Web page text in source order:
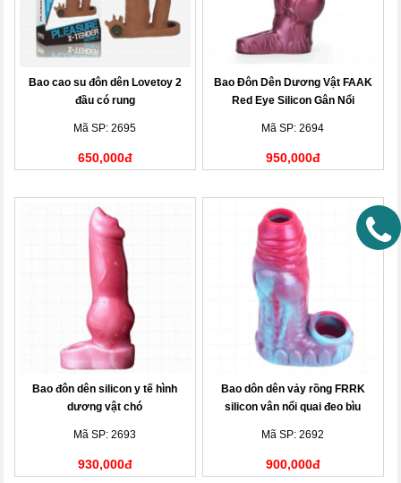
Bao cao su đôn dên Lovetoy 2
đầu có rung
Mã SP: 2695
650,000đ
Bao Đôn Dên Dương Vật FAAK
Red Eye Silicon Gân Nổi
Mã SP: 2694
950,000đ
Bao đôn dên silicon y tế hình
dương vật chó
Mã SP: 2693
930,000đ
Bao dôn dên vảy rồng FRRK
silicon vân nổi quai đeo bìu
Mã SP: 2692
900,000đ